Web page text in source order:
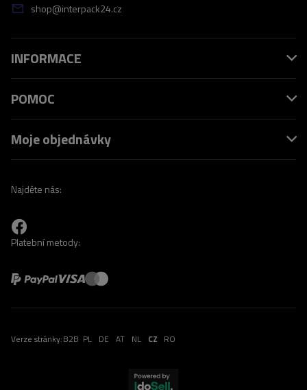
shop@interpack24.cz
INFORMACE
POMOC
Moje objednávky
Najděte nás:
Platební metody:
Verze stránky:B2B PL DE AT NL CZ RO